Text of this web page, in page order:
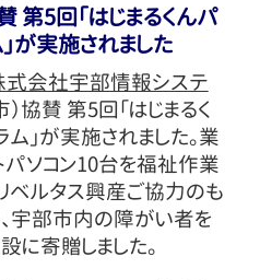
第5回｢はじまるくんパ
が実施されました
式会社宇部情報システ
協賛 第5回「はじまるく
」が実施されました。業
パソコン10台を福祉作業
ベルタス興産ご協力のも
宇部市内の障がい者を
に寄贈しました。